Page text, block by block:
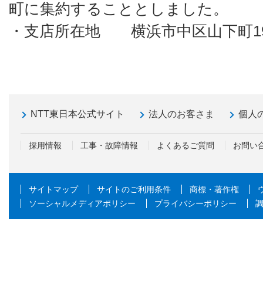
町に集約することとしました。
・支店所在地 横浜市中区山下町
NTT東日本公式サイト 法人のお客さま 個人
採用情報 工事・故障情報 よくあるご質問 お問い
サイトマップ サイトのご利用条件 商標・著作権
ソーシャルメディアポリシー
プライバシーポリシー